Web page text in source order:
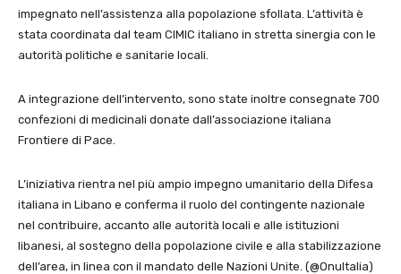
impegnato nell’assistenza alla popolazione sfollata. L’attività è
stata coordinata dal team CIMIC italiano in stretta sinergia con le
autorità politiche e sanitarie locali.
A integrazione dell’intervento, sono state inoltre consegnate 700
confezioni di medicinali donate dall’associazione italiana
Frontiere di Pace
L’iniziativa rientra nel più ampio impegno umanitario della Difesa
italiana in Libano e conferma il ruolo del contingente nazionale
nel contribuire, accanto alle autorità locali e alle istituzioni
libanesi, al sostegno della popolazione civile e alla stabilizzazione
dell’area, in linea con il mandato delle Nazioni Unite. (@OnuItalia)